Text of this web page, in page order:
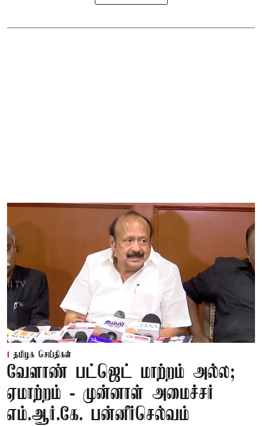
தமிழக செய்திகள்
வேளாண் பட்ஜெட் மாற்றம் அல்ல;
ஏமாற்றம் - முன்னாள் அமைச்சர்
எம்.ஆர்.கே. பன்னீர்செல்வம்